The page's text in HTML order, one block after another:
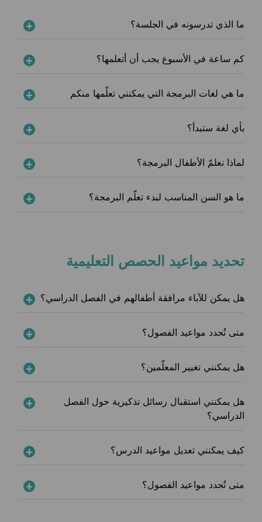
ما الذي تدرسونه في الجلسة؟
كم ساعة في الأسبوع يجب أن أتعلمها؟
ما هي لغات البرمجة التي يمكنني تعلّمها منكم
بأي لغة ستبدأ؟
لماذا نعلمّ الأطفال البرمجة؟
ما هو السن المناسب لبدء تعلّم البرمجة؟
تحديد مواعيد الحصص التعليمية
هل يمكن للآباء مرافقة أطفالهم في الفصل الدراسي؟
متى تُحدد مواعيد الفصول؟
هل يمكنني تغيير المعلّمين؟
هل يمكنني استقبال رسائل تذكيرية حول الفصل
الدراسي؟
كيف يمكنني تعديل مواعيد الدرس؟
متى تُحدد مواعيد الفصول؟